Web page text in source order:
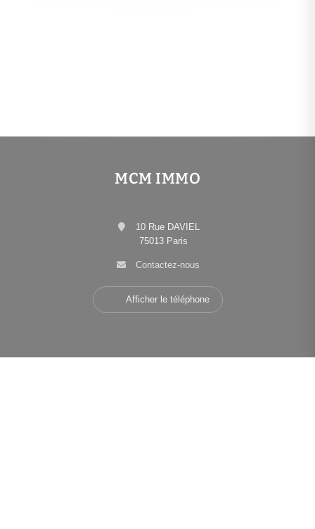
MCM IMMO
10 Rue DAVIEL
75013 Paris
Contactez-nous
Afficher le téléphone